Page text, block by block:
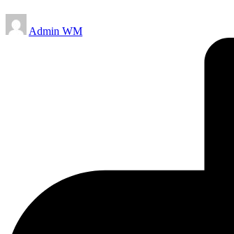
Posted
by
Admin WM